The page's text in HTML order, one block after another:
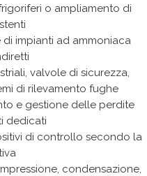
o ampliamento di
impianti ad ammoniaca
valvole di sicurezza,
di rilevamento fughe
e gestione delle perdite
dedicati
di controllo secondo la
condensazione,